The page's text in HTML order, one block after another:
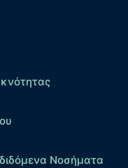
Νοσήματα